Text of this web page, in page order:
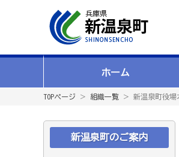
ホーム
TOPページ ＞ 組織一覧 ＞ 新温泉町役場
新温泉町のご案内